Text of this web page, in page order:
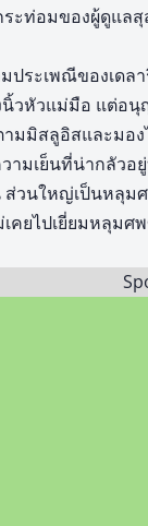
ระท่อมของผู้ดูแ
ประเพณีของเด
วหัวแม่มือ แต่อ
ามมิสลูอิสและม
มเย็นที่น่ากลัวอ
วนใหญ่เป็นหลุม
คยไปเยี่ยมหลุม